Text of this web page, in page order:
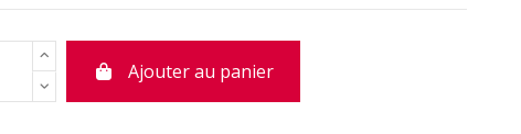
Ajouter au panier